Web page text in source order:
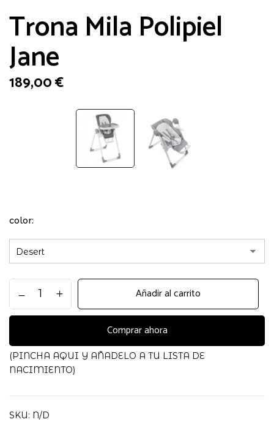
Trona Mila Polipiel
Jane
189,00€
color
Mila
Polipiel
cantidad
Añadir al carrito
Comprar ahora
(PINCHA AQUI Y AÑADELO A TU LISTA DE
NACIMIENTO)
SKU: N/D